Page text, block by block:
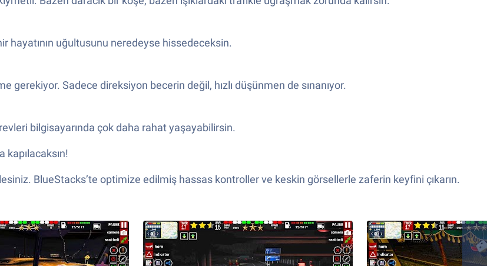
hayatının uğultusunu neredeyse hissedeceksin.
gerekiyor. Sadece direksiyon becerin değil, hızlı düşünmen de sınanıyor.
bilgisayarında çok daha rahat yaşayabilirsin.
kapılacaksın!
BlueStacks’te optimize edilmiş hassas kontroller ve keskin görsellerle zaferin keyfini çıkarın.